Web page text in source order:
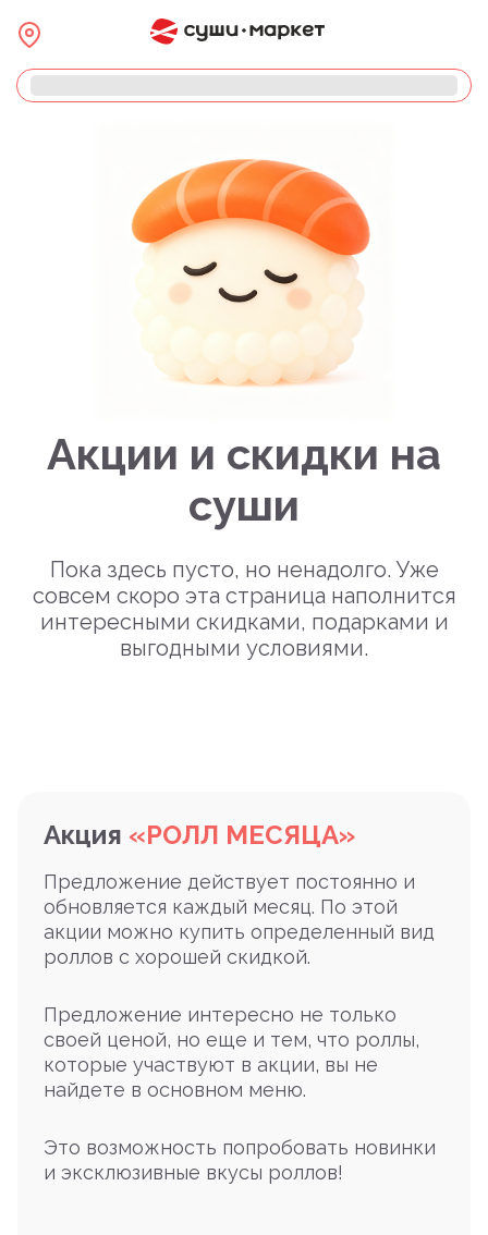
Акции и скидки на
суши
Пока здесь пусто, но ненадолго. Уже
совсем скоро эта страница наполнится
интересными скидками, подарками и
выгодными условиями.
Акция «РОЛЛ МЕСЯЦА»
Предложение действует постоянно и
обновляется каждый месяц. По этой
акции можно купить определенный вид
роллов с хорошей скидкой.
Предложение интересно не только
своей ценой, но еще и тем, что роллы,
которые участвуют в акции, вы не
найдете в основном меню.
Это возможность попробовать новинки
и эксклюзивные вкусы роллов!